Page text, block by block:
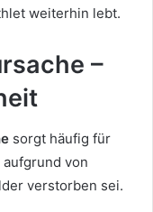
weiterhin lebt.
–
sorgt häufig für
von
verstorben sei.